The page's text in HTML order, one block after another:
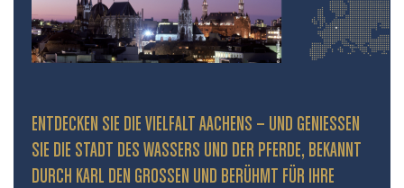
ENTDECKEN SIE DIE VIELFALT AACHENS – UND GENIESSEN S
IE DIE STADT DES WASSERS UND DER PFERDE, BEKANNT D
URCH KARL DEN GROSSEN UND BERÜHMT FÜR IHRE PR